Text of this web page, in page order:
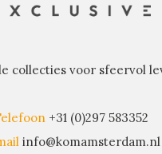
collecties voor sfeervol
+31 (0)297 583352
info@komamsterdam.nl